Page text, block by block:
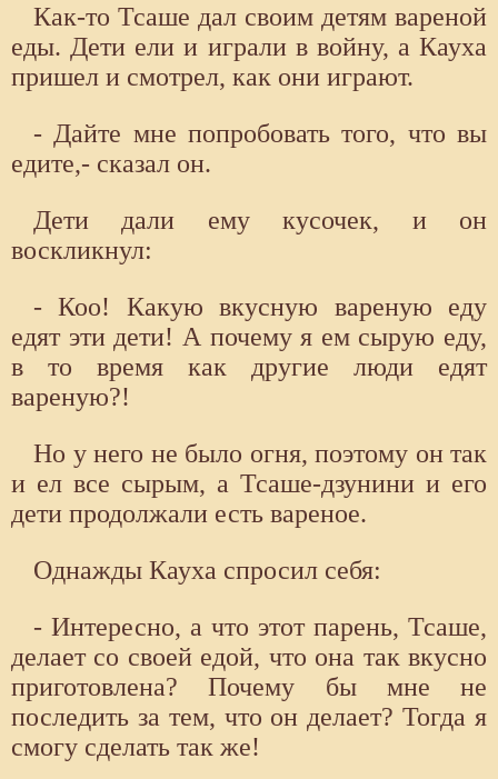
Как-то Тсаше дал своим детям вареной
еды. Дети ели и играли в войну, а Кауха
пришел и смотрел, как они играют.
- Дайте мне попробовать того, что вы
едите,- сказал он.
Дети дали ему кусочек, и он
воскликнул:
- Коо! Какую вкусную вареную еду
едят эти дети! А почему я ем сырую еду,
в то время как другие люди едят
вареную?!
Но у него не было огня, поэтому он так
и ел все сырым, а Тсаше-дзунини и его
дети продолжали есть вареное.
Однажды Кауха спросил себя:
- Интересно, а что этот парень, Тсаше,
делает со своей едой, что она так вкусно
приготовлена? Почему бы мне не
последить за тем, что он делает? Тогда я
смогу сделать так же!